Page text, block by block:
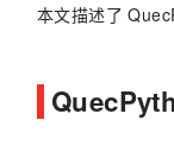
本文描述了